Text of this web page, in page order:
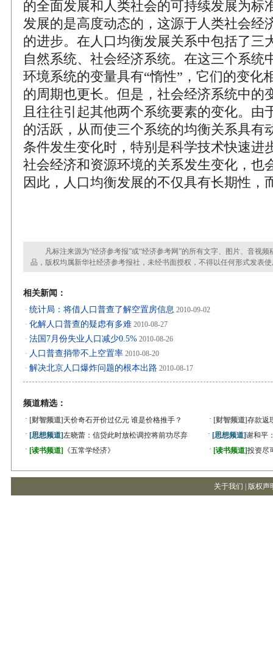
的全面发展和人类社会的可持续发展为标
发展的是高度动态的，这源于人类社会经
的进步。在人口均衡发展关系中包括了三
自然系统、社会经济系统。在这三个系统
环境系统的变量具有“惰性”，它们的变化
的周期也更长。但是，社会经济系统中的
且往往引起其他两个系统要素的变化。由
的活跃，从而使三个系统的均衡关系具有
条件发生变化时，特别是科学技术快速进
社会经济和资源环境的关系发生变化，也
因此，人口均衡发展的不仅具有长期性，
凡标注来源为“经济参考报”或“经济参考网”的所有文字、图片、音视频
品，版权均属新华社经济参考报社，未经书面授权，不得以任何形式发表
相关新闻：
· 统计局：将借人口普查了解空置房信息 2010-09-02
· 化解人口普查的疑虑有多难 2010-08-27
· 法国7月份失业人口减少0.5% 2010-08-26
· 人口普查捎带不上空置率 2010-08-20
· 解决北京人口爆炸问题的根本出路 2010-08-17
频道精选：
· [财智频道] 天价奇石开价过亿元 谁是价格推手？ · [财智频道]存款返
· [思想频道]左晓蕾：信贷此时放松调控将前功尽弃 · [思想频道]谢和平
· [读书频道] 《五常学经济》 · [读书频道]投资尽